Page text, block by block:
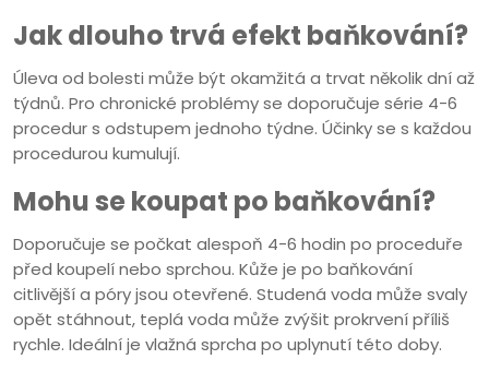
Jak dlouho trvá efekt baňkování?
Úleva od bolesti může být okamžitá a trvat několik dní až
týdnů. Pro chronické problémy se doporučuje série 4-6
procedur s odstupem jednoho týdne. Účinky se s každou
procedurou kumulují.
Mohu se koupat po baňkování?
Doporučuje se počkat alespoň 4-6 hodin po proceduře
před koupelí nebo sprchou. Kůže je po baňkování
citlivější a póry jsou otevřené. Studená voda může svaly
opět stáhnout, teplá voda může zvýšit prokrvení příliš
rychle. Ideální je vlažná sprcha po uplynutí této doby.